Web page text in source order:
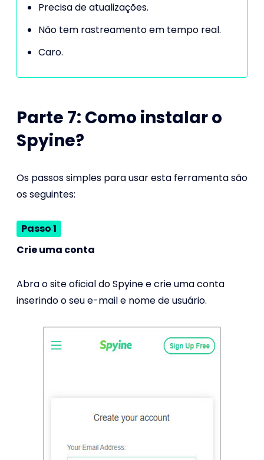
Precisa de atualizações.
Não tem rastreamento em tempo real.
Caro.
Parte 7: Como instalar o
Spyine?
Os passos simples para usar esta ferramenta são
os seguintes:
Passo 1
Crie uma conta
Abra o site oficial do Spyine e crie uma conta
inserindo o seu e-mail e nome de usuário.